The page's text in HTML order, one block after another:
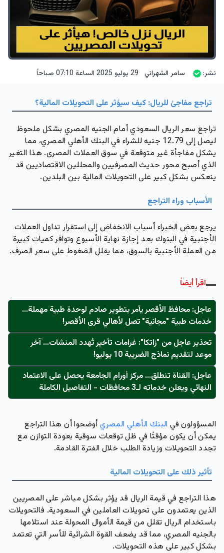
نشر: سامر الشهراني 29 يوليو 2025 الساعة 07:10 صباحاً
تراجع مفاجئ للريال: كيف سيؤثر على التحويلات المالية؟
تراجع سعر الريال السعودي أمام الجنيه المصري بشكل ملحوظ
ليصل إلى 12.79 جنيه للشراء في البنك الأهلي المصري، مما
يشكل مفاجأة غير متوقعة في سوق العملات المصرى. هذا التغير
الذي أصبح محور حديث المصرفيين والمحللين الاقتصاديين قد
ينعكس بشكل كبير على التحويلات المالية بين البلدين.
الأسباب وراء التراجع
يرجع بعض الخبراء أسباب الانخفاض إلى استقرار تداول العملات
الأجنبية في البنوك بعد إجازة نهاية الأسبوع وتوافر كميات كبيرة
من العملة الأجنبية بالسوق، مما يقلل الضغوط على سعر الصرف.
اقرأ أيضاً
عاجل: محافظ الأقصر يأمر بتطوير صادم لوحدة طبية مهملة...
خدمات طبية "مجانية" تصل لأهالي قرى الأقصر!
تحذير عاجل من "زاتكا": غرامات تأخير تُهدد المنشآت… آخر
موعد لتقديم نماذج الضريبة 10 يوليو!
عاجل: القناة تنطلق... مركز أورام الجامعة يحصل على الاعتماد
النهائي ويعلن خدماته لـ3 محافظات - التفاصيل الكاملة
المسؤولون في البنك الأهلي المصريأوضحوا أن هذا التراجع
يمكن أن يكون مؤقتًا في ظل توقعات سوقية بعودة التوازن مع
تجدد التحويلات وزيادة الطلب خلال الفترة القادمة.
تأثير ذلك على التحويلات المالية
هذا التراجع في قيمة الريال قد يؤثر بشكل مباشر على المصريين
الذين يعتمدون على تحويلات العاملين في السعودية. فالتحويلات
باستخدام الريال تقلل من قيمة الأموال المحولة عند استلامها
بالجنيه المصري، مما قد يضعف القوة الشرائية للأسر التي تعتمد
بشكل كبير على هذه التحويلات.